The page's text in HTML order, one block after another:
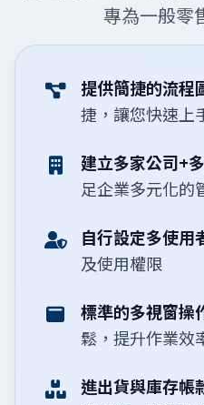
專為一般零
提供簡捷的流程
捷，讓您快速上
建立多家公司+
足企業多元化的
自行設定多使用
及使用權限
標準的多視窗操
鬆，提升作業效
進出貨與庫存帳